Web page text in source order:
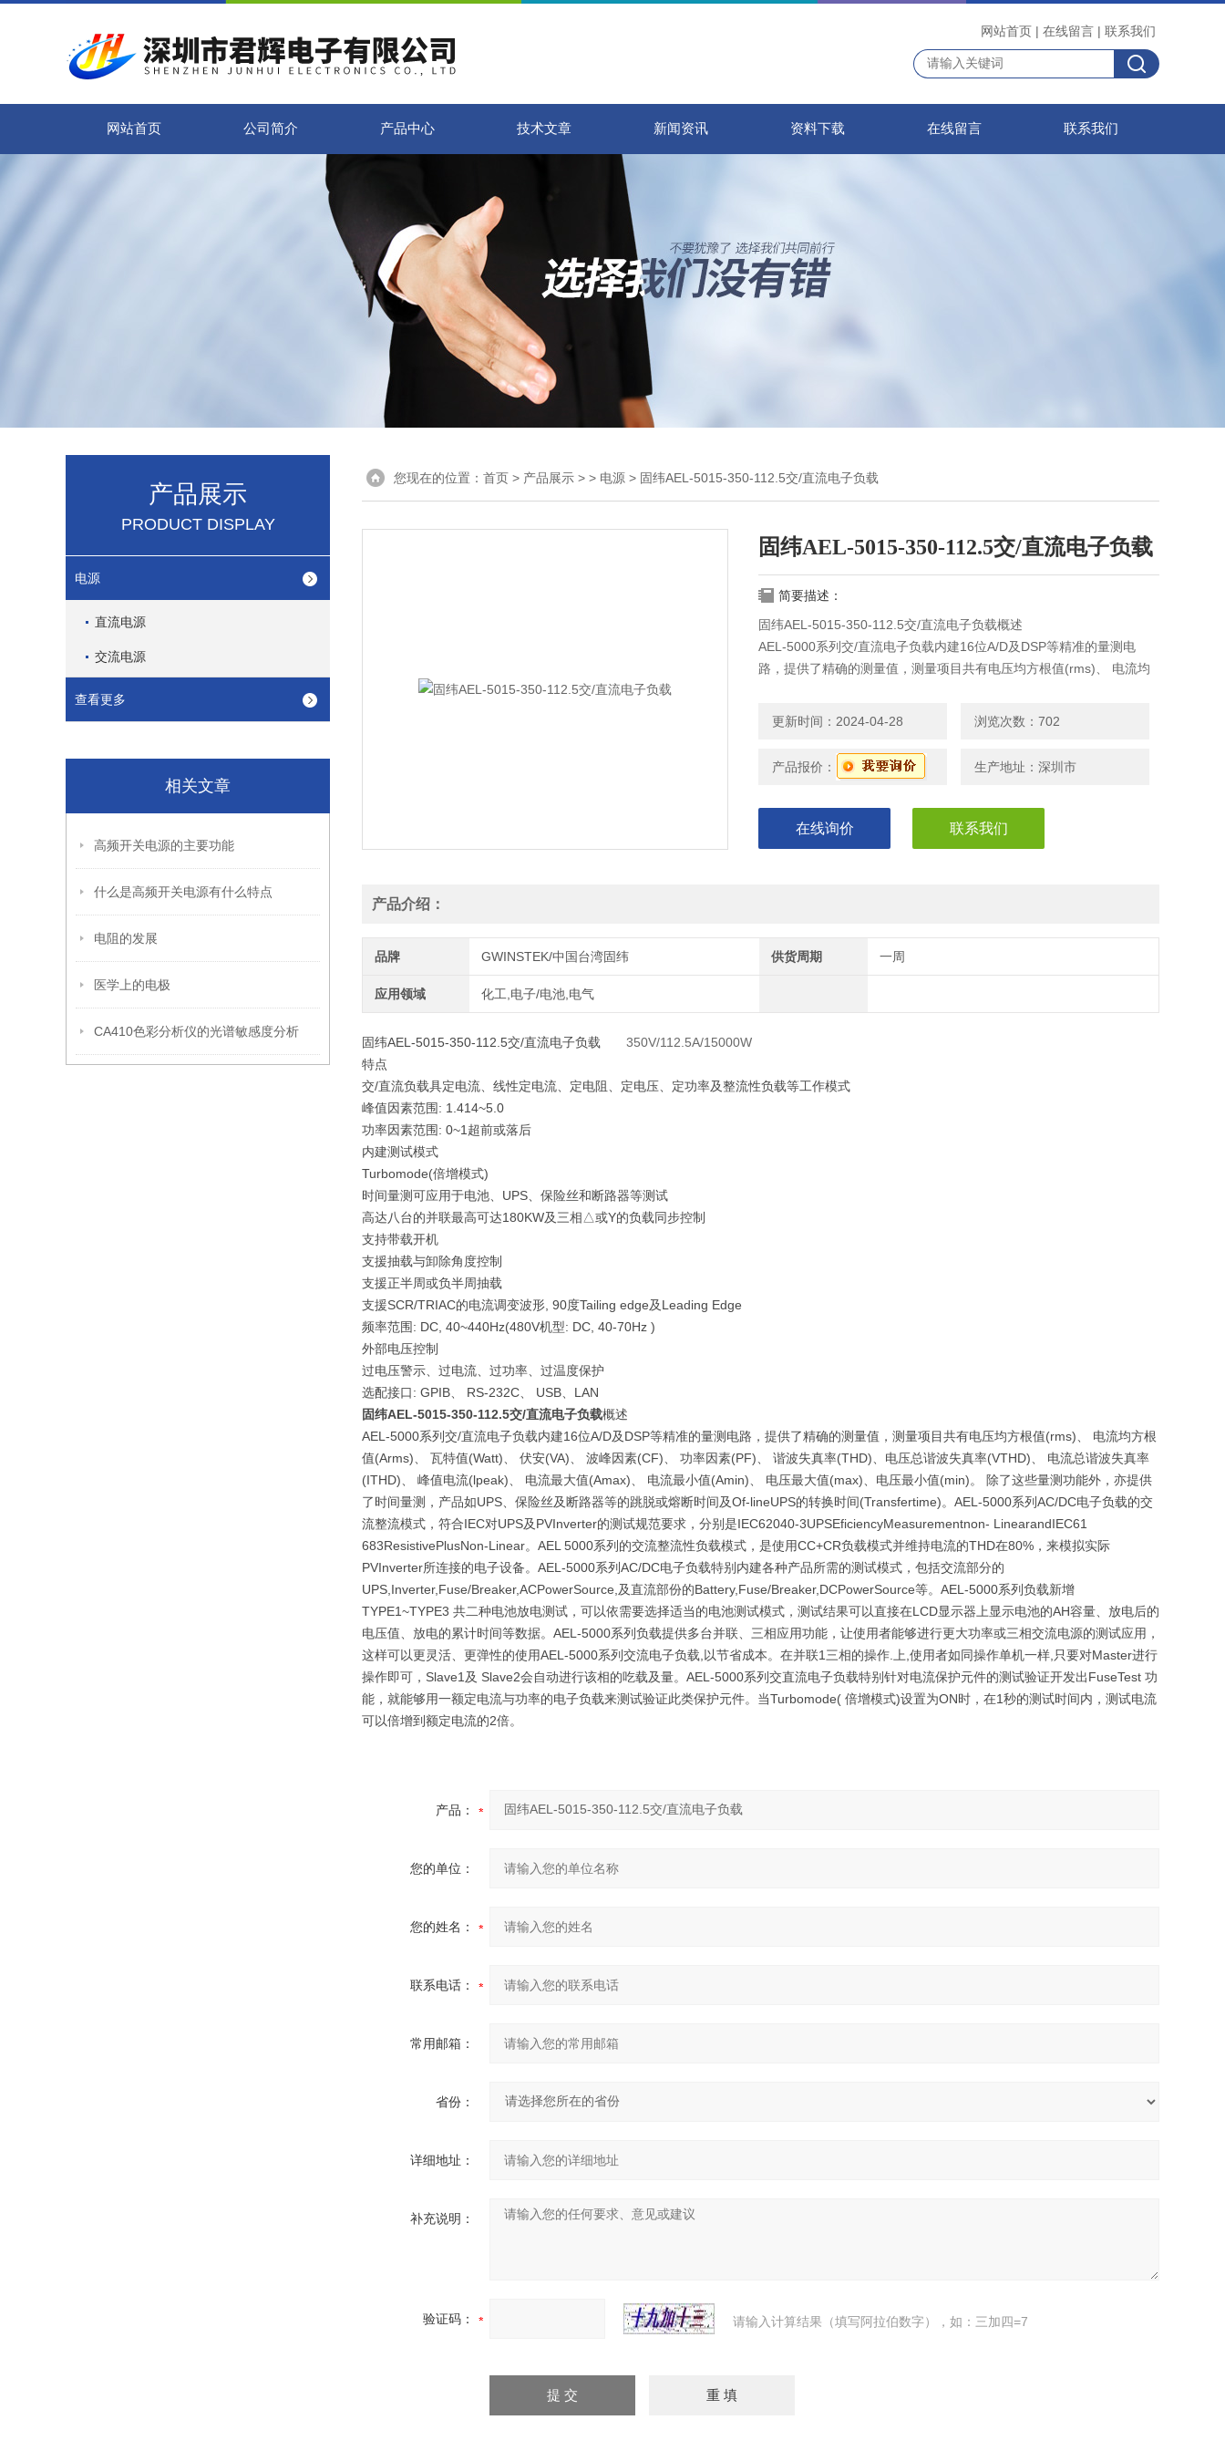
网站首页 | 在线留言 | 联系我们
网站首页 公司简介 产品中心 技术文章 新闻资讯 资料下载 在线留言 联系我们
产品展示
PRODUCT DISPLAY
电源
直流电源
交流电源
查看更多
相关文章
高频开关电源的主要功能
什么是高频开关电源有什么特点
电阻的发展
医学上的电极
CA410色彩分析仪的光谱敏感度分析
您现在的位置： 首页 > 产品展示 > > 电源 > 固纬AEL-5015-350-112.5交/直流电子负载
固纬AEL-5015-350-112.5交/直流电子负载
简要描述：
固纬AEL-5015-350-112.5交/直流电子负载概述
AEL-5000系列交/直流电子负载内建16位A/D及DSP等精准的量测电
路，提供了精确的测量值，测量项目共有电压均方根值(rms)、 电流均
(PF)、 谐波失真率(THD)、电压总谐波失真率(VTHD)、 电流总谐波失
更新时间：2024-04-28 浏览次数：702
产品报价： 生产地址：深圳市
在线询价 联系我们
产品介绍：
品牌 GWINSTEK/中国台湾固纬 供货周期 一周
应用领域 化工,电子/电池,电气
固纬AEL-5015-350-112.5交/直流电子负载
350V/112.5A/15000W
特点
交/直流负载具定电流、线性定电流、定电阻、定电压、定功率及整流性负载等工作模式
峰值因素范围: 1.414~5.0
功率因素范围: 0~1超前或落后
内建测试模式
Turbomode(倍增模式)
时间量测可应用于电池、UPS、保险丝和断路器等测试
高达八台的并联最高可达180KW及三相△或Y的负载同步控制
支持带载开机
支援抽载与卸除角度控制
支援正半周或负半周抽载
支援SCR/TRIAC的电流调变波形, 90度Tailing edge及Leading Edge
频率范围: DC, 40~440Hz(480V机型: DC, 40-70Hz )
外部电压控制
过电压警示、过电流、过功率、过温度保护
选配接口: GPIB、 RS-232C、 USB、LAN
固纬AEL-5015-350-112.5交/直流电子负载概述
AEL-5000系列交/直流电子负载内建16位A/D及DSP等精准的量测电路，提供了精确的测量值，测量项目共有电压均方根值(rms)、 电流均方根
值(Arms)、 瓦特值(Watt)、 伏安(VA)、 波峰因素(CF)、 功率因素(PF)、 谐波失真率(THD)、电压总谐波失真率(VTHD)、 电流总谐波失真率
(ITHD)、 峰值电流(lpeak)、 电流最大值(Amax)、 电流最小值(Amin)、 电压最大值(max)、电压最小值(min)。 除了这些量测功能外，亦提供
了时间量测，产品如UPS、保险丝及断路器等的跳脱或熔断时间及Of-lineUPS的转换时间(Transfertime)。AEL-5000系列AC/DC电子负载的交
流整流模式，符合IEC对UPS及PVInverter的测试规范要求，分别是IEC62040-3UPSEficiencyMeasurementnon- LinearandIEC61
683ResistivePlusNon-Linear。AEL 5000系列的交流整流性负载模式，是使用CC+CR负载模式并维持电流的THD在80%，来模拟实际
PVInverter所连接的电子设备。AEL-5000系列AC/DC电子负载特别内建各种产品所需的测试模式，包括交流部分的
UPS,Inverter,Fuse/Breaker,ACPowerSource,及直流部份的Battery,Fuse/Breaker,DCPowerSource等。AEL-5000系列负载新增
TYPE1~TYPE3 共二种电池放电测试，可以依需要选择适当的电池测试模式，测试结果可以直接在LCD显示器上显示电池的AH容量、放电后的
电压值、放电的累计时间等数据。AEL-5000系列负载提供多台并联、三相应用功能，让使用者能够进行更大功率或三相交流电源的测试应用，
这样可以更灵活、更弹性的使用AEL-5000系列交流电子负载,以节省成本。在并联1三相的操作.上,使用者如同操作单机一样,只要对Master进行
操作即可，Slave1及 Slave2会自动进行该相的吃载及量。AEL-5000系列交直流电子负载特别针对电流保护元件的测试验证开发出FuseTest 功
能，就能够用一额定电流与功率的电子负载来测试验证此类保护元件。当Turbomode( 倍增模式)设置为ON时，在1秒的测试时间内，测试电流
可以倍增到额定电流的2倍。
产品：
您的单位：
您的姓名：
联系电话：
常用邮箱：
省份：
详细地址：
补充说明：
验证码： 请输入计算结果（填写阿拉伯数字），如：三加四=7